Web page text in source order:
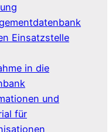
Einsatzstelle
in die
und
für